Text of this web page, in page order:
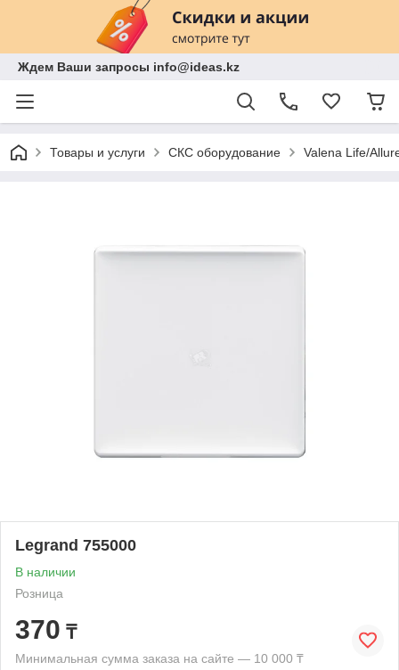
Ждем Ваши запросы info@ideas.kz
Товары и услуги СКС оборудование Valena Life/
Legrand 755000
В наличии
Розница
370 ₸
Минимальная сумма заказа на сайте — 10 000 ₸